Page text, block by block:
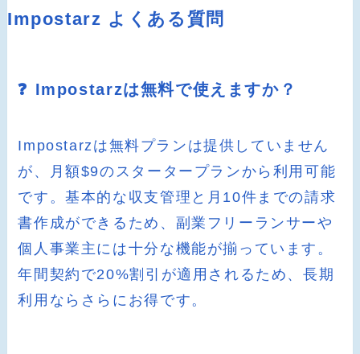
Impostarz よくある質問
❓ Impostarzは無料で使えますか？
Impostarzは無料プランは提供していません
が、月額$9のスタータープランから利用可能
です。基本的な収支管理と月10件までの請求
書作成ができるため、副業フリーランサーや
個人事業主には十分な機能が揃っています。
年間契約で20%割引が適用されるため、長期
利用ならさらにお得です。